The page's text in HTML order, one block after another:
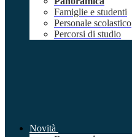
Famiglie e studenti
Personale scolastico
Percorsi di studio
Novità